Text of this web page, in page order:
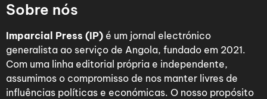
Sobre nós
Imparcial Press (IP) é um jornal electrónico
generalista ao serviço de Angola, fundado em 2021.
Com uma linha editorial própria e independente,
assumimos o compromisso de nos manter livres de
influências políticas e económicas. O nosso propósito